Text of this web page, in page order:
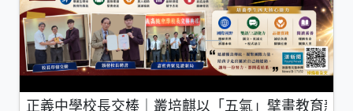
正義中學校長交棒｜叢培麒以「五氣」擘畫教育新局